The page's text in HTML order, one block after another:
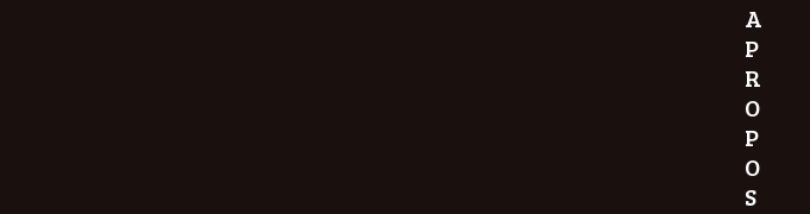
A
P
R
O
P
O
S